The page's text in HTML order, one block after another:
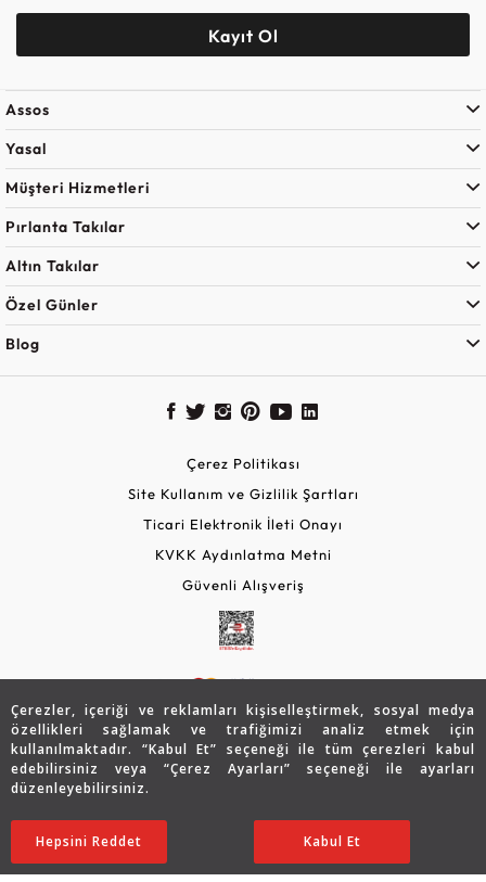
Çerezler, içeriği ve reklamları kişiselleştirmek, sosyal medya
özellikleri sağlamak ve trafiğimizi analiz etmek için
kullanılmaktadır. “Kabul Et” seçeneği ile tüm çerezleri kabul
edebilirsiniz veya “Çerez Ayarları” seçeneği ile ayarları
düzenleyebilirsiniz.
Ayarları Düzenle
Hepsini Reddet Kabul Et
70.479 TL
35.240TL SATIN ALIN
Kayıt Ol
Assos
Yasal
Müşteri Hizmetleri
Pırlanta Takılar
Altın Takılar
Özel Günler
Blog
© 2026 Assos Diamond
Çerez Politikası
Site Kullanım ve Gizlilik Şartları
Ticari Elektronik İleti Onayı
KVKK Aydınlatma Metni
Güvenli Alışveriş
Copyright © 2026 Assos Pırlanta - Bu sitenin tüm hakları